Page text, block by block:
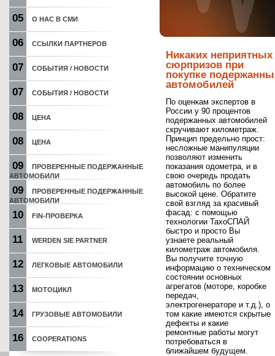
05 О НАС В СМИ
06 ССЫЛКИ ПАРТНЕРОВ
07 СОБЫТИЯ / НОВОСТИ
07 СОБЫТИЯ / НОВОСТИ
08 ЦЕНА
08 ЦЕНА
09
ПРОВЕРЕННЫЕ ПОДЕРЖАННЫЕ
АВТОМОБИЛИ
09
ПРОВЕРЕННЫЕ ПОДЕРЖАННЫЕ
АВТОМОБИЛИ
10 FIN-ПРОВЕРКА
11 WERDEN SIE PARTNER
12 ЛЕГКОВЫЕ АВТОМОБИЛИ
13 МОТОЦИКЛ
14 ГРУЗОВЫЕ АВТОМОБИЛИ
16 COOPERATIONS
Никаких неприятных
сюрпризов при
покупке
автомобилей
По оценкам экспертов в
России у 90 процентов
подержанных автомобилей
скручивают километраж.
Принцип предельно прост:
несложные манипуляции
позволяют изменить
показания одометра, и в
свою очередь продать
автомобиль по более
высокой цене. Обратите
свой взгляд за красивый
фасад: с помощью
технологии ТахоСПАЙ
быстро и просто Вы
узнаете реальный
километраж автомобиля.
Вы получите точную
информацию о техническом
состоянии основных
агрегатов (моторе, коробке
передач,
электрогенераторе и т.д.), о
том какие имеются скрытые
дефекты и какие
ремонтные работы могут
потребоваться в
ближайшем будущем.